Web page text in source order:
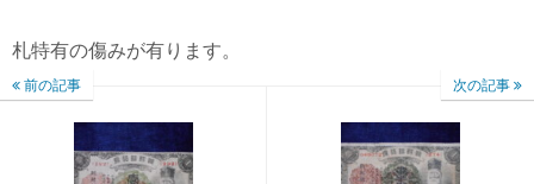
札特有の傷みが有ります。
前の記事 次の記事